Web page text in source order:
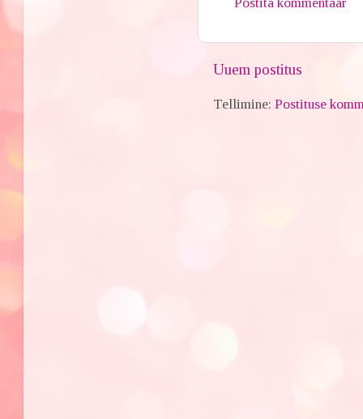
Uuem postitus
Tellimine:Postituse